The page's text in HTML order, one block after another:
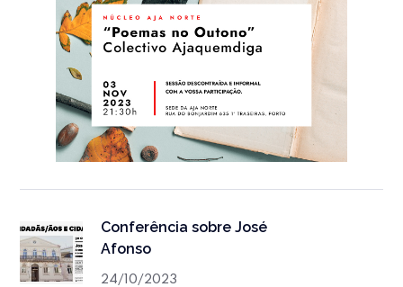
Conferência sobre José
Afonso
24/10/2023